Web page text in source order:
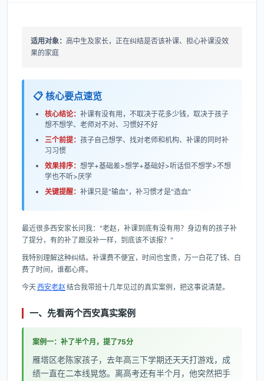
适用对象： 高中生及家长，正在纠结是否该补课、担心补课没效
果的家庭
📋 核心要点速览
核心结论： 补课有没有用，不取决于花多少钱，取决于孩子
想不想学、老师对不对、习惯好不好
三个前提： 孩子自己想学、找对老师和机构、补课的同时补
习习惯
效果排序： 想学+基础差>想学+基础好>听话但不想学>不想
学也不听>厌学
关键提醒： 补课只是"输血"，补习惯才是"造血"
最近很多西安家长问我："老赵，补课到底有没有用？身边有的孩子补
了提分，有的补了跟没补一样，到底该不该报？"
我特别理解这种纠结。补课费不便宜，时间也宝贵，万一白花了钱、白
费了时间，谁都心疼。
今天西安老赵 结合我带班十几年见过的真实案例，把这事说清楚。
一、先看两个西安真实案例
案例一：补了半个月，提了75分
雁塔区老陈家孩子，去年高三下学期还天天打游戏，成
绩一直在二本线晃悠。离高考还有半个月，他突然把手